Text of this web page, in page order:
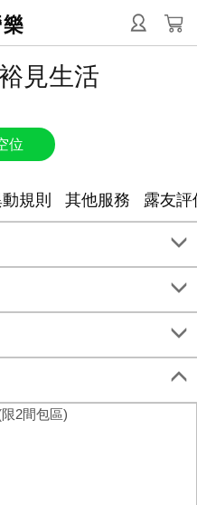
見生活
位
規則 其他服務 露友評